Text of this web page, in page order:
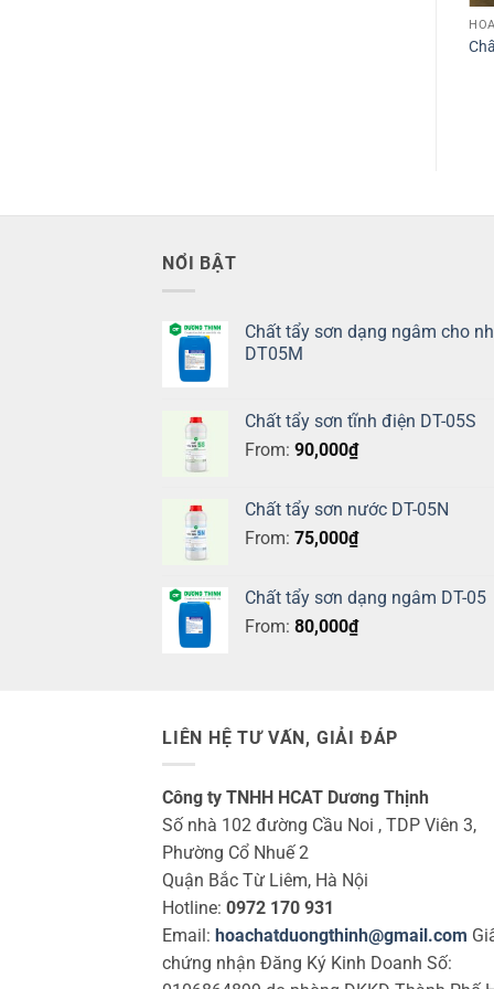
NỔI BẬT
Chất tẩy sơn dạng ngâm cho
DT05M
Chất tẩy sơn tĩnh điện DT-05S
From: 90,000₫
Chất tẩy sơn nước DT-05N
From: 75,000₫
Chất tẩy sơn dạng ngâm DT-05
From: 80,000₫
LIÊN HỆ TƯ VẤN, GIẢI ĐÁP
Công ty TNHH HCAT Dương Thịnh
Số nhà 102 đường Cầu Noi , TDP Viên 3,
Phường Cổ Nhuế 2
Quận Bắc Từ Liêm, Hà Nội
Hotline: 0972 170 931
Email: hoachatduongthinh@gmail.com
chứng nhận Đăng Ký Kinh Doanh Số: